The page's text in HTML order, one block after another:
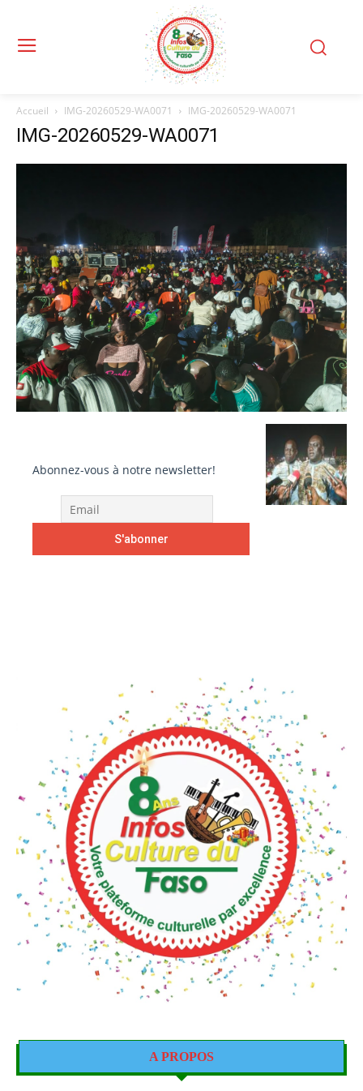
Accueil IMG-20260529-WA0071 IMG-20260529-WA0071
IMG-20260529-WA0071
Abonnez-vous à notre newsletter!
A PROPOS